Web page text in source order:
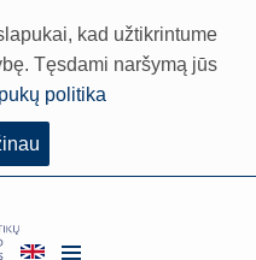
kad užtikrintume
Tęsdami naršymą jūs
politika